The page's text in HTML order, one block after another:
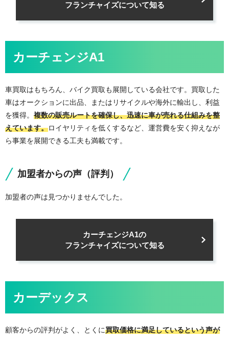
フランチャイズについて知る
カーチェンジA1
車買取はもちろん、バイク買取も展開している会社です。買取した
車はオークションに出品、またはリサイクルや海外に輸出し、利益
を獲得。 複数の販売ルートを確保し、迅速に車が売れる仕組みを整
えています。ロイヤリティを低くするなど、運営費を安く抑えなが
ら事業を展開できる工夫も満載です。
加盟者からの声（評判）
加盟者の声は見つかりませんでした。
カーチェンジA1の
フランチャイズについて知る
カーデックス
顧客からの評判がよく、とくに買取価格に満足しているという声が